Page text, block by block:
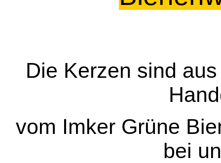
Die Kerzen sind
vom Imker Grüne
bei